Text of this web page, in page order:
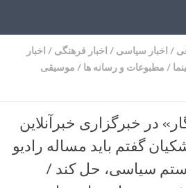
/ اخبار سیاسی / اخبار فرهنگی / اخبار
/ مطبوعات و رسانه ها / موسیقی
در خبرگزاری خبرآنلاین
گفتم باید مساله رادیو
سیاسی، حل کند /